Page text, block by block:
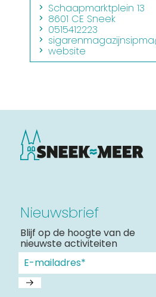
Schaapmarktplein 13
8601 CE Sneek
0515412223
website
Nieuwsbrief
Blijf op de hoogte van de
nieuwste activiteiten